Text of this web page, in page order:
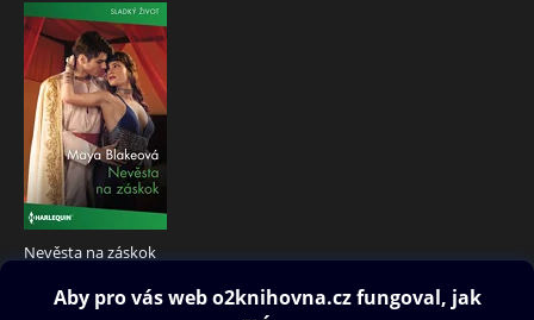
Nevěsta na záskok
69 Kč